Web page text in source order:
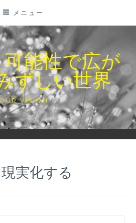
メニュー
能性で広が
ずしい世界
OUR VISION
実化する